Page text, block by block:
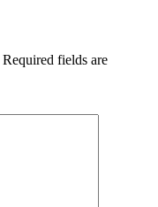
Required fields are